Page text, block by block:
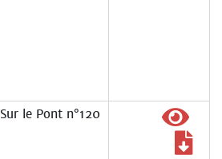
Sur le Pont n°120